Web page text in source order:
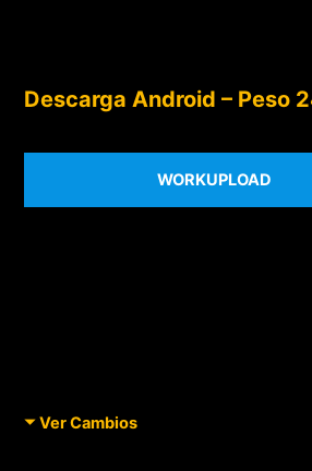
Descarga Android – Peso
WORKUPLOAD
Ver Cambios